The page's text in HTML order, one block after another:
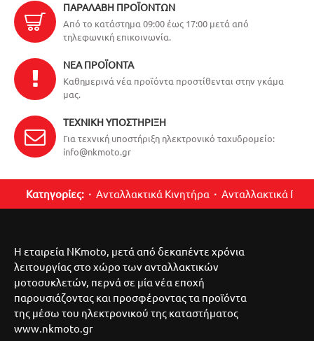
ΠΑΡΑΛΑΒΉ ΠΡΟΪΌΝΤΩΝ
Από το κατάστημα 09:00 έως 17:00 μετά από
τηλεφωνική επικοινωνία.
ΝΈΑ ΠΡΟΪΌΝΤΑ
Καθημερινά νέα προϊόντα προστίθενται στην γκάμα
μας.
ΤΕΧΝΙΚΉ ΥΠΟΣΤΉΡΙΞΗ
Για τεχνική υποστήριξη ηλεκτρονικό ταχυδρομείο:
info@nkmoto.gr
Κατηγορίες: Ανταλλακτικά Κινητήρα Ανταλλακτικά
Η εταιρεία NKmoto, μετά από δεκαπέντε χρόνια
λειτουργίας στο χώρο των ανταλλακτικών
μοτοσυκλετών, περνά σε μία νέα εποχή
παρουσιάζοντας και προσφέροντας τα προϊόντα
της μέσω του ηλεκτρονικού της καταστήματος
www.nkmoto.gr